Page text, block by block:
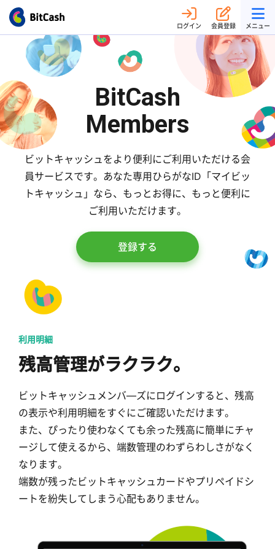
ログイン 会員登録 メニュー
BitCash
Members
ビットキャッシュをより便利にご利用いただける会
員サービスです。 あなた専用ひらがなID「マイビッ
トキャッシュ」なら、 もっとお得に、もっと便利に
ご利用いただけます。
登録する
利用明細
残高管理がラクラク。
ビットキャッシュメンバ―ズにログインすると、残高
の表示や利用明細をすぐにご確認いただけます。
また、ぴったり使わなくても余った残高に簡単にチャ
ージして使えるから、端数管理のわずらわしさがなく
なります。
端数が残ったビットキャッシュカードやプリペイドシ
ートを紛失してしまう心配もありません。